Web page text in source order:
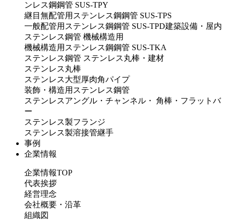
ンレス鋼鋼管 SUS-TPY
継目無配管用ステンレス鋼鋼管 SUS-TPS
一般配管用ステンレス鋼鋼管 SUS-TPD建築設備・屋内
ステンレス鋼管 機械構造用
機械構造用ステンレス鋼鋼管 SUS-TKA
ステンレス鋼管 ステンレス丸棒・建材
ステンレス丸棒
ステンレス大型厚肉角パイプ
装飾・構造用ステンレス鋼管
ステンレスアングル・チャンネル・ 角棒・フラットバ
ー
ステンレス製フランジ
ステンレス製溶接管継手
事例
企業情報
企業情報TOP
代表挨拶
経営理念
会社概要・沿革
組織図